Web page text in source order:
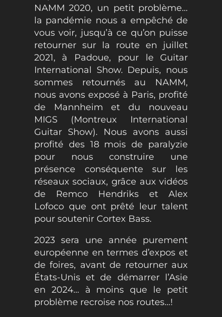
NAMM 2020, un petit problème…
la pandémie nous a empêché de
vous voir, jusqu’à ce qu’on puisse
retourner sur la route en juillet
2021, à Padoue, pour le Guitar
International Show. Depuis, nous
sommes retournés au NAMM,
nous avons exposé à Paris, profité
de Mannheim et du nouveau
MIGS (Montreux International
Guitar Show). Nous avons aussi
profité des 18 mois de paralyzie
pour nous construire une
présence conséquente sur les
réseaux sociaux, grâce aux vidéos
de Remco Hendriks et Alex
Lofoco que ont prêté leur talent
pour soutenir Cortex Bass.
2023 sera une année purement
européenne en termes d’expos et
de foires, avant de retourner aux
États-Unis et de démarrer l’Asie
en 2024… à moins que le petit
problème recroise nos routes…!